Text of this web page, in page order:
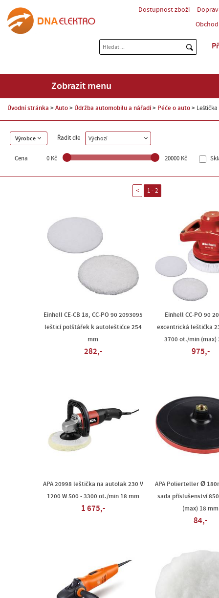
Dostupnost zboží
Zobrazit menu
Úvodní stránka Auto Údržba automobilu a nářadí Péče o auto
Výrobce Řadit dle Výchozí
Cena 0 Kč 20000 Kč
< 1 - 2
Einhell CE-CB 18, CC-PO 90 2093095
lešticí polštářek k autoleštičce 254
mm
282,-
Einhell CC-PO 90
excentrická leštička
3700 ot./min (max)
975,-
APA 20998 leštička na autolak 230 V
1200 W 500 - 3300 ot./min 18 mm
1 675,-
APA Polierteller Ø
sada příslušenství
(max) 18 mm
84,-